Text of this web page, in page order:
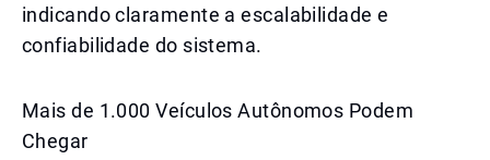
indicando claramente a escalabilidade e
confiabilidade do sistema.
Mais de 1.000 Veículos Autônomos Podem
Chegar